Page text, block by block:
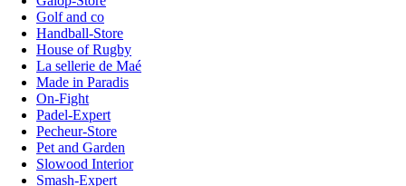
Golf and co
Handball-Store
House of Rugby
La sellerie de Maé
Made in Paradis
On-Fight
Padel-Expert
Pecheur-Store
Pet and Garden
Slowood Interior
Smash-Expert